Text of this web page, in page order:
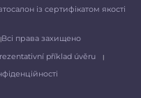
із сертифікатом якості
Всі права захищено
příklad úvěru